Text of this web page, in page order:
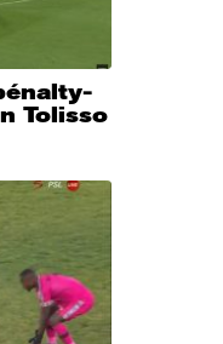
Tolisso